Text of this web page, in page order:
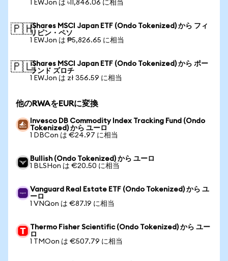
1 EWJon は ৳11,846.06 に相当
🇵🇭iShares MSCI Japan ETF (Ondo Tokenized) から フィ
リピン・ペソ
1 EWJon は ₱5,826.65 に相当
🇵🇱iShares MSCI Japan ETF (Ondo Tokenized) から ポー
ランド ズロチ
1 EWJon は zł 356.59 に相当
他のRWAをEURに変換
Invesco DB Commodity Index Tracking Fund (Ondo
Tokenized) から ユーロ
1 DBCon は €24.97 に相当
Bullish (Ondo Tokenized) から ユーロ
1 BLSHon は €20.50 に相当
Vanguard Real Estate ETF (Ondo Tokenized) から ユ
ーロ
1 VNQon は €87.19 に相当
Thermo Fisher Scientific (Ondo Tokenized) から ユー
ロ
1 TMOon は €507.79 に相当